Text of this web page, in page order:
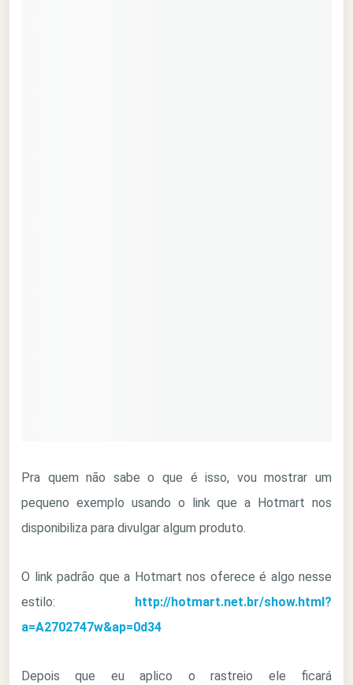
Pra quem não sabe o que é isso, vou mostrar um
pequeno exemplo usando o link que a Hotmart nos
disponibiliza para divulgar algum produto.
O link padrão que a Hotmart nos oferece é algo nesse
estilo:
http://hotmart.net.br/show.html?
a=A2702747w&ap=0d34
Depois que eu aplico o rastreio ele ficará